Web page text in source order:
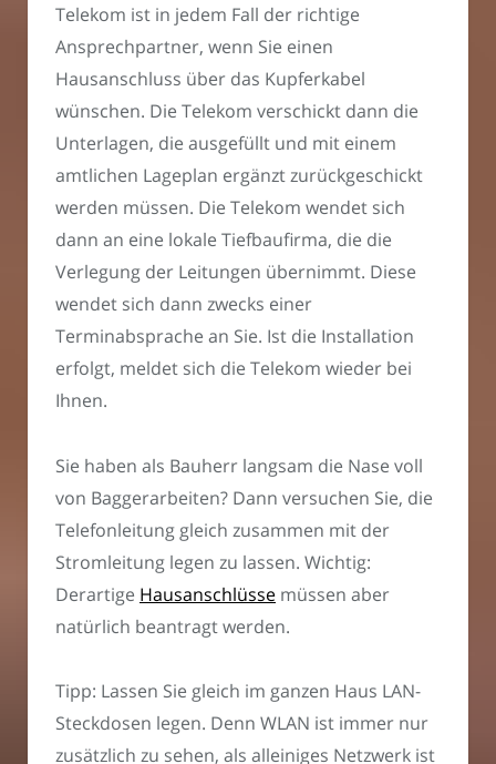
Telekom ist in jedem Fall der richtige
Ansprechpartner, wenn Sie einen
Hausanschluss über das Kupferkabel
wünschen. Die Telekom verschickt dann die
Unterlagen, die ausgefüllt und mit einem
amtlichen Lageplan ergänzt zurückgeschickt
werden müssen. Die Telekom wendet sich
dann an eine lokale Tiefbaufirma, die die
Verlegung der Leitungen übernimmt. Diese
wendet sich dann zwecks einer
Terminabsprache an Sie. Ist die Installation
erfolgt, meldet sich die Telekom wieder bei
Ihnen.
Sie haben als Bauherr langsam die Nase voll
von Baggerarbeiten? Dann versuchen Sie, die
Telefonleitung gleich zusammen mit der
Stromleitung legen zu lassen. Wichtig:
Derartige Hausanschlüsse müssen aber
natürlich beantragt werden.
Tipp: Lassen Sie gleich im ganzen Haus LAN-
Steckdosen legen. Denn WLAN ist immer nur
zusätzlich zu sehen, als alleiniges Netzwerk ist